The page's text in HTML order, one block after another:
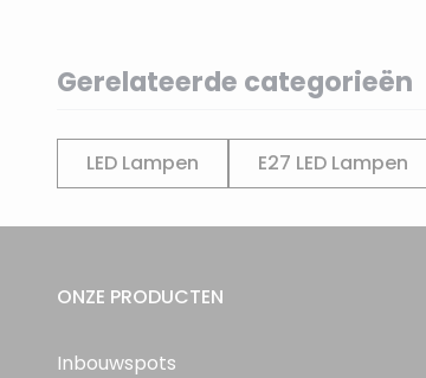
Gerelateerde categorieën
LED Lampen E27 LED Lampen
ONZE PRODUCTEN
Inbouwspots